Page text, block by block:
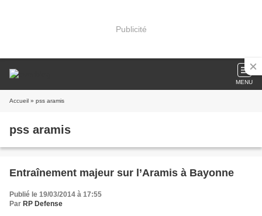
Publicité
MENU
Accueil » pss aramis
pss aramis
Entraînement majeur sur l’Aramis à Bayonne
Publié le 19/03/2014 à 17:55
Par RP Defense